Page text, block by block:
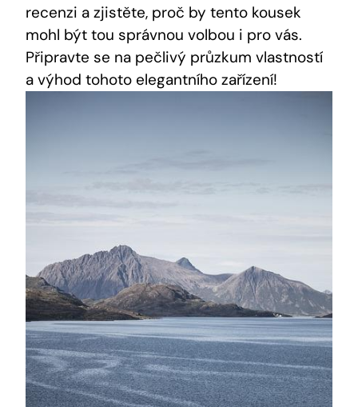
recenzi a zjistěte, proč by tento kousek
mohl být tou správnou volbou i pro vás.
Připravte se na pečlivý průzkum vlastností
a výhod tohoto elegantního zařízení!